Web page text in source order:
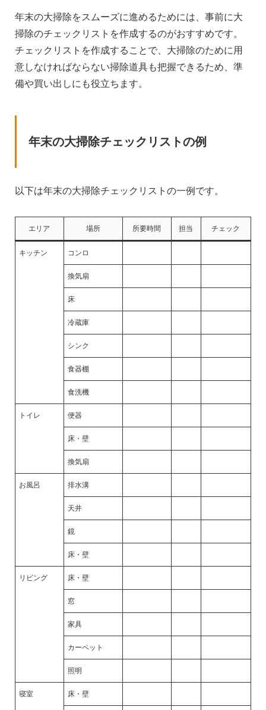
年末の大掃除をスムーズに進めるためには、事前に大
掃除のチェックリストを作成するのがおすすめです。
チェックリストを作成することで、大掃除のために用
意しなければならない掃除道具も把握できるため、準
備や買い出しにも役立ちます。
年末の大掃除チェックリストの例
以下は年末の大掃除チェックリストの一例です。
エリア 場所 所要時間 担当 チェック
キッチン コンロ
換気扇
床
冷蔵庫
シンク
食器棚
食洗機
トイレ 便器
床・壁
換気扇
お風呂 排水溝
天井
鏡
床・壁
リビング 床・壁
窓
家具
カーペット
照明
寝室 床・壁